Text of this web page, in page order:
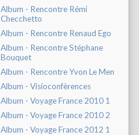
Album - Rencontre Rémi
Checchetto
Album - Rencontre Renaud Ego
Album - Rencontre Stéphane
Bouquet
Album - Rencontre Yvon Le Men
Album - Visioconfèrences
Album - Voyage France 2010 1
Album - Voyage France 2010 2
Album - Voyage France 2012 1